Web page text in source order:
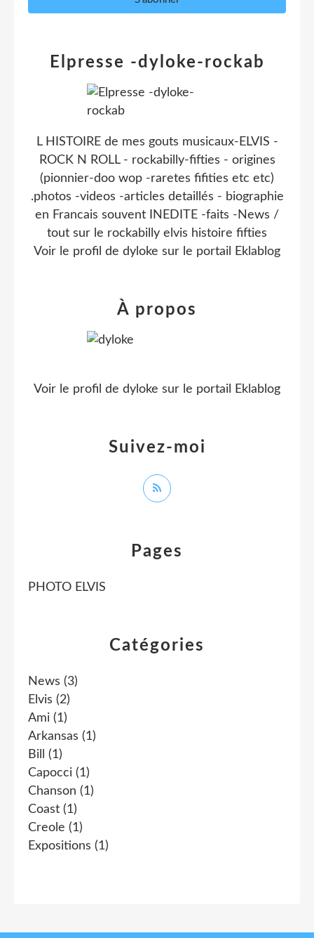
Catégories
News (3)
Elvis (2)
Ami (1)
Arkansas (1)
Bill
(1)
Capocci (1)
Chanson (1)
Coast (1)
Creole (1)
Expositions (1)
Pages
PHOTO ELVIS
Elpresse -dyloke-rockab
L HISTOIRE de mes gouts musicaux-ELVIS -
ROCK N ROLL - rockabilly-fifties - origines
(pionnier-doo wop -raretes fifities etc etc)
.photos -videos -articles detaillés - biographie
en Francais souvent INEDITE -faits -News /
tout sur le rockabilly elvis histoire fifties
Voir le profil de dyloke sur le portail Eklablog
Suivez-moi
À propos
Voir le profil de dyloke sur le portail Eklablog